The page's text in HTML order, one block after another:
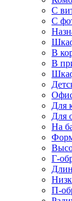
С
С
В
В
Для
Для
На
Г-
П-